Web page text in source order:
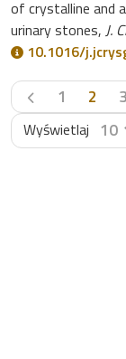
of crystalline and
urinary stones, J.
10.1016/
Poprzednia
1 2 3
Wyświetlaj 10